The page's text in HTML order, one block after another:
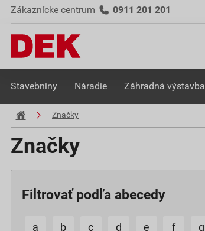
Zákaznícke centrum 0911 201 201
Stavebniny Náradie Záhradná výstavba
Značky
Značky
Filtrovať podľa abecedy
a b c d e f g